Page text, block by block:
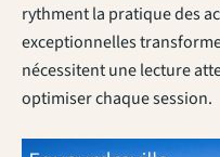
rythment la pratique des
exceptionnelles
nécessitent une lecture
optimiser chaque session.